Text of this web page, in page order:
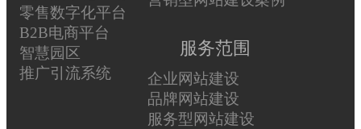
零售数字化平台
B2B电商平台
智慧园区
推广引流系统
服务范围
企业网站建设
品牌网站建设
服务型网站建设